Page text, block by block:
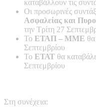
καταβάλλουν τις
Οι προσωρινές
Ασφαλείας και
την Τρίτη 27
Το ΕΤΑΠ – ΜΜΕ θα
Σεπτεμβρίου
Το ΕΤΑΤ θα
Σεπτεμβρίου
Στη συνέχεια: